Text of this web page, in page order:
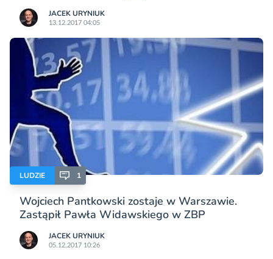
JACEK URYNIUK
13.12.2017 04:05
LUDZIE 1
Wojciech Pantkowski zostaje w Warszawie.
Zastąpił Pawła Widawskiego w ZBP
JACEK URYNIUK
05.12.2017 10:26